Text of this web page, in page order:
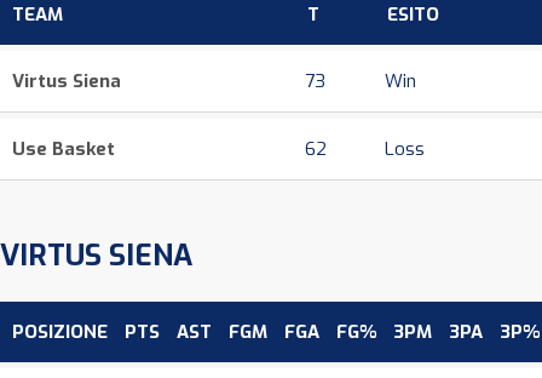
TEAM T ESITO
Virtus Siena 73 Win
Use Basket 62 Loss
VIRTUS SIENA
POSIZIONE PTS AST FGM FGA FG% 3PM 3PA 3P%